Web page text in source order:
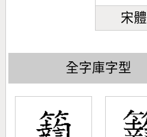
宋體
全字庫字型